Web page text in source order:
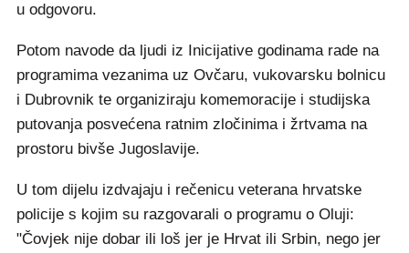
u odgovoru.
Potom navode da ljudi iz Inicijative godinama rade na
programima vezanima uz Ovčaru, vukovarsku bolnicu
i Dubrovnik te organiziraju komemoracije i studijska
putovanja posvećena ratnim zločinima i žrtvama na
prostoru bivše Jugoslavije.
U tom dijelu izdvajaju i rečenicu veterana hrvatske
policije s kojim su razgovarali o programu o Oluji:
"Čovjek nije dobar ili loš jer je Hrvat ili Srbin, nego jer